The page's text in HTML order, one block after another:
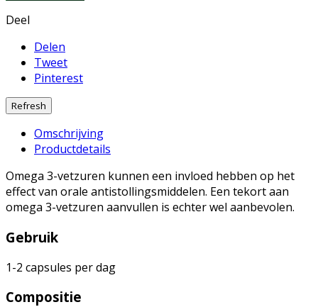
Deel
Delen
Tweet
Pinterest
Omschrijving
Productdetails
Omega 3-vetzuren kunnen een invloed hebben op het
effect van orale antistollingsmiddelen. Een tekort aan
omega 3-vetzuren aanvullen is echter wel aanbevolen.
Gebruik
1-2 capsules per dag
Compositie